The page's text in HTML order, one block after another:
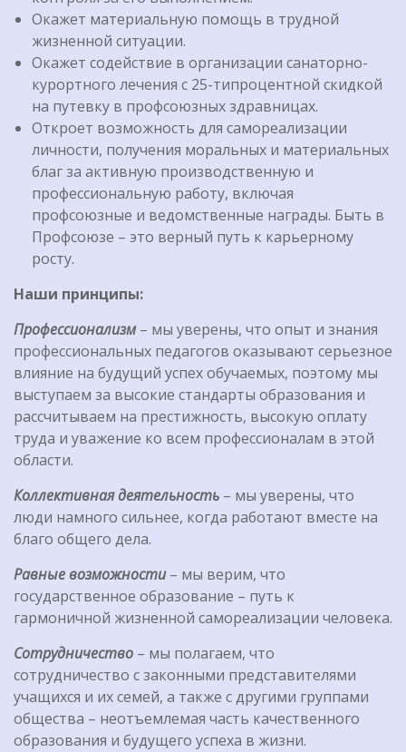
Окажет материальную помощь в трудной
жизненной ситуации.
Окажет содействие в организации санаторно-
курортного лечения с 25-типроцентной скидкой
на путевку в профсоюзных здравницах.
Откроет возможность для самореализации
личности, получения моральных и материальных
благ за активную производственную и
профессиональную работу, включая
профсоюзные и ведомственные награды. Быть в
Профсоюзе – это верный путь к карьерному
росту.
Наши принципы:
Профессионализм– мы уверены, что опыт и знания
профессиональных педагогов оказывают серьезное
влияние на будущий успех обучаемых, поэтому мы
выступаем за высокие стандарты образования и
рассчитываем на престижность, высокую оплату
труда и уважение ко всем профессионалам в этой
области.
Коллективная деятельность – мы уверены, что
люди намного сильнее, когда работают вместе на
благо общего дела.
Равные возможности– мы верим, что
государственное образование – путь к
гармоничной жизненной самореализации человека.
Сотрудничество – мы полагаем, что
сотрудничество с законными представителями
учащихся и их семей, а также с другими группами
общества – неотъемлемая часть качественного
образования и будущего успеха в жизни.